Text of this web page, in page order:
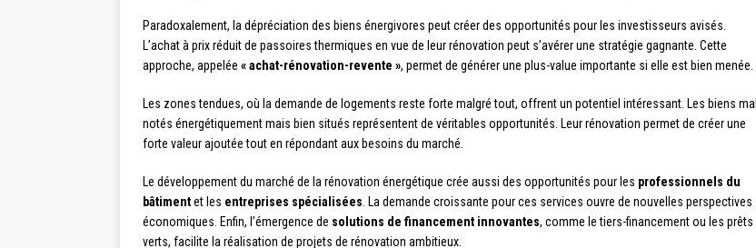
Paradoxalement, la dépréciation des biens énergivores peut créer des opportunités pour les investisseurs avisés.
L’achat à prix réduit de passoires thermiques en vue de leur rénovation peut s’avérer une stratégie gagnante. Cette
approche, appelée « achat-rénovation-revente », permet de générer une plus-value importante si elle est bien menée.
Les zones tendues, où la demande de logements reste forte malgré tout, offrent un potentiel intéressant. Les biens mal
notés énergétiquement mais bien situés représentent de véritables opportunités. Leur rénovation permet de créer une
forte valeur ajoutée tout en répondant aux besoins du marché.
Le développement du marché de la rénovation énergétique crée aussi des opportunités pour les professionnels du
bâtimentet les entreprises spécialisées . La demande croissante pour ces services ouvre de nouvelles perspectives
économiques. Enfin, l’émergence de solutions de financement innovantes, comme le tiers-financement ou les prêts
verts, facilite la réalisation de projets de rénovation ambitieux.